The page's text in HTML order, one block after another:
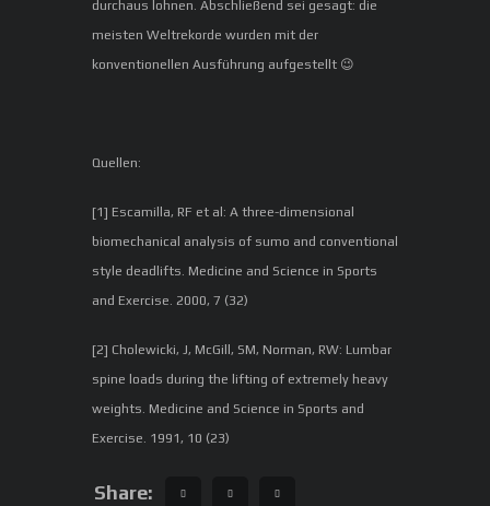
durchaus lohnen. Abschließend sei gesagt: die
meisten Weltrekorde wurden mit der
konventionellen Ausführung aufgestellt 😉
Quellen:
[1] Escamilla, RF et al: A three-dimensional
biomechanical analysis of sumo and conventional
style deadlifts. Medicine and Science in Sports
and Exercise. 2000, 7 (32)
[2] Cholewicki, J, McGill, SM, Norman, RW: Lumbar
spine loads during the lifting of extremely heavy
weights. Medicine and Science in Sports and
Exercise. 1991, 10 (23)
Share: